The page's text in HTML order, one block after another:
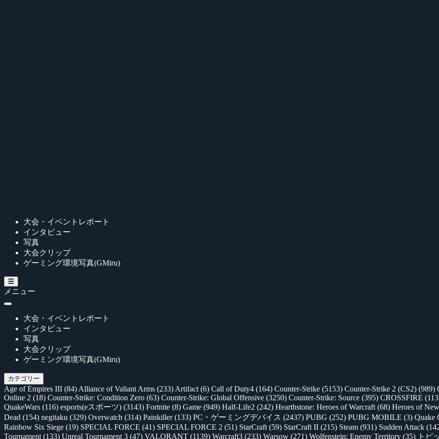
大会・イベントレポート
インタビュー
写真
大会クリップ
ゲーミング環境写真(GMiru)
メニュー
大会・イベントレポート
インタビュー
写真
大会クリップ
ゲーミング環境写真(GMiru)
カテゴリー
Age of Empires III (84) Alliance of Valiant Arms (233) Artifact (6) Call of Duty4 (164) Counter-Strike (5153) Counter-Strike 2 (CS2) (989)
Online 2 (18) Counter-Strike: Condition Zero (63) Counter-Strike: Global Offensive (3250) Counter-Strike: Source (395) CROSSFIRE
QuakeWars (116) esports(eスポーツ) (3143) Fortnite (8) Game (949) Half-Life2 (242) Hearthstone: Heroes of Warcraft (68) Heroes of
Dead (154) negitaku (329) Overwatch (314) Painkiller(133) PC・ゲーミングデバイス (2437) PUBG (252) PUBG MOBILE (3) Quake
Rainbow Six Siege (19) SPECIAL FORCE (41) SPECIAL FORCE 2 (51) StarCraft (59) StarCraft II (215) Steam (931) Sudden Attack
Tournament (133) Unreal Tournament 3 (47) VALORANT (1139) Warcraft3 (233) Warsow (271) Wolfenstein: Enemy Territory (35) トピ